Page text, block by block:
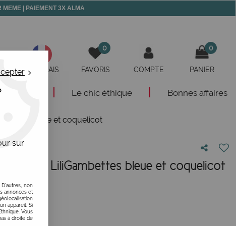
| PAIEMENT 3X ALMA
FRANÇAIS
0
FAVORIS COMPTE
0
PANIER
Le chic éthique Bonnes affaires
bleue et coquelicot
femme LiliGambettes bleue et coquelicot
votre avis !
sur
non
annonces et
appareil. Si
Vous
à droite de